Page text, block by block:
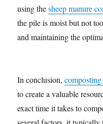
using thesheep manure
the pile is moist but not
and maintaining the
In conclusion,
to create a valuable
exact time it takes to